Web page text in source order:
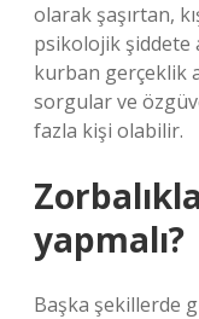
olarak şaşırtan,
psikolojik şiddete
kurban gerçeklik
sorgular ve
fazla kişi olabilir.
yapmalı?
Başka şekillerde